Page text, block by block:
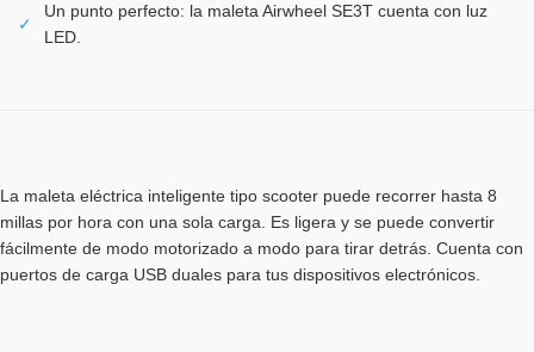
✓
Un punto perfecto: la maleta Airwheel SE3T cuenta con luz
LED.
La maleta eléctrica inteligente tipo scooter puede recorrer hasta 8
millas por hora con una sola carga. Es ligera y se puede convertir
fácilmente de modo motorizado a modo para tirar detrás. Cuenta con
puertos de carga USB duales para tus dispositivos electrónicos.